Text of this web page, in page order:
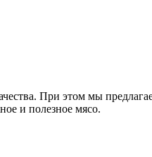
При этом мы
и полезное мясо.